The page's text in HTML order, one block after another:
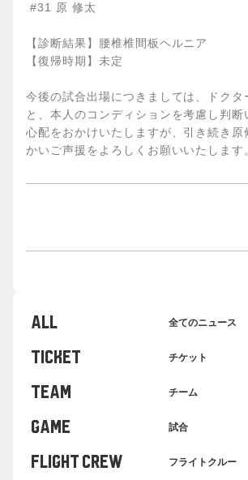
#31 原 修太
【診断結果】腰椎椎間板ヘルニア
【復帰時期】未定
今後の試合出場につきましては、ドクタ
と、本人のコンディションを考慮し判断
心配をおかけいたしますが、引き続き原
かいご声援をよろしくお願いいたします
ALL 全てのニュース
TICKET チケット
TEAM チーム
GAME 試合
FLIGHT CREW フライトクルー